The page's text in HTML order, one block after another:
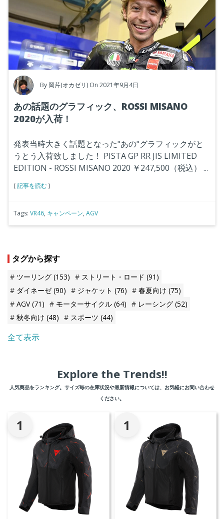
By 岡芹(オカゼリ) On 2021年9月4日
あの話題のグラフィック、ROSSI MISANO
2020が入荷！
発表当時大きく話題となった"あの"グラフィックがと
うとう入荷致しました！ PISTA GP RR JIS LIMITED
EDITION - ROSSI MISANO 2020 ￥247,500（税込）
...
(記事を読む)
Tags: VR46, キャンペーン, AGV
タグから探す
ツーリング (153) ストリート・ロード (91)
ダイネーゼ(90) ジャケット (76) 春夏向け (75)
AGV(71) モーターサイクル (64) レーシング (52)
秋冬向け (48) スポーツ (44)
全て表示
Explore the Trends!!
人気商品をランキング。サイズ毎の在庫状況や最新情報については、お気軽にお問い合わせ
ください。
1 1